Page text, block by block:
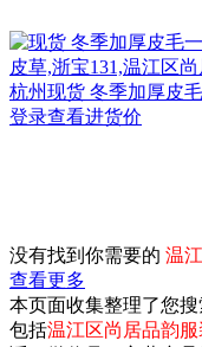
杭州现货 冬季加厚皮
登录查看进货价
没有找到你需要的 温
查看更多
本页面收集整理了您搜
包括温江区尚居品韵